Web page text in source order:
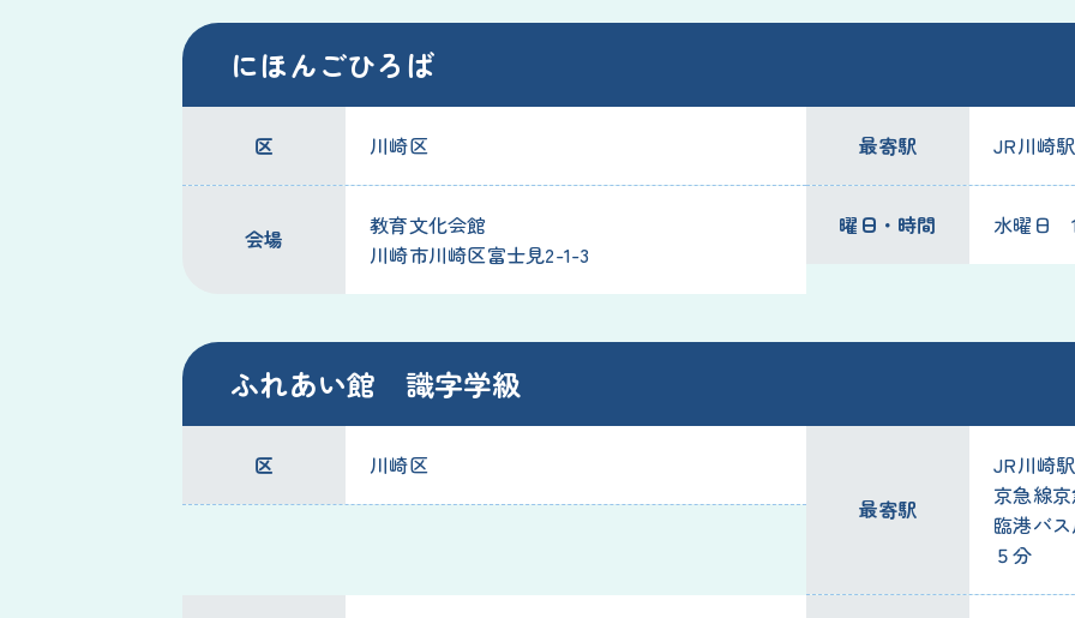
にほんごひろば
区 川崎区 最寄駅 JR川崎
会場
教育文化会館
川崎市川崎区富士見2-1-3
曜日・時間 水曜日
ふれあい館 識字学級
区
川崎区
最寄駅
JR川崎駅
京急線
臨港バ
５分